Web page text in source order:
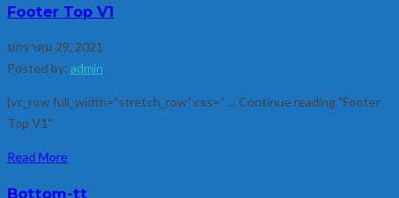
Footer Top V1
มกราคม 29, 2021
Posted by: admin
[vc_row full_width=”stretch_row” css=” … Continue reading "Footer
Top V1"
Read More
Bottom-tt